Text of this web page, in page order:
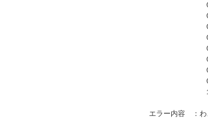
Ｃ２３（
Ｃ２４（基
Ｃ２５（
Ｃ２６（イ
Ｃ２７（コ
Ｃ２９（コ
Ｃ３１（圧
Ｃ３２（
１０２（
エラー内容 ：わ